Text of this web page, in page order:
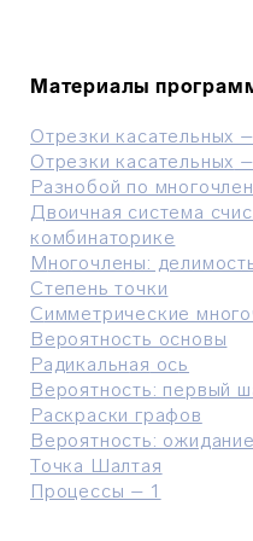
Материалы
Отрезки касательных
Отрезки касательных
Разнобой по
Двоичная система
комбинаторике
Многочлены:
Степень точки
Симметрические
Bероятность основы
Радикальная ось
Вероятность: первый
Раскраски графов
Вероятность: ожидание
Точка Шалтая
Процессы – 1